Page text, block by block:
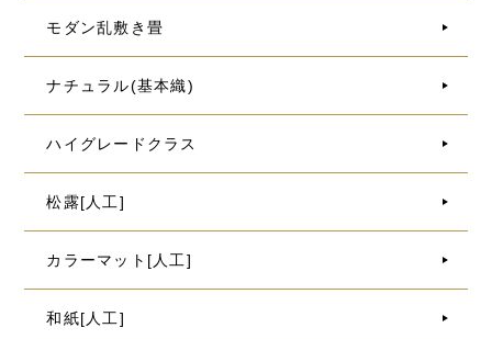
モダン乱敷き畳
ナチュラル(基本織)
ハイグレードクラス
松露[人工]
カラーマット[人工]
和紙[人工]